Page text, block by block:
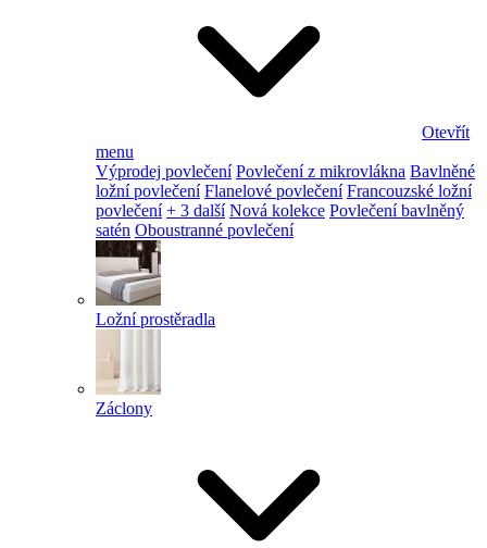
Otevřít
menu
Výprodej povlečení Povlečení z mikrovlákna Bavlněné
ložní povlečení Flanelové povlečení Francouzské ložní
povlečení + 3 další Nová kolekce Povlečení bavlněný
satén Oboustranné povlečení
Ložní prostěradla
Záclony